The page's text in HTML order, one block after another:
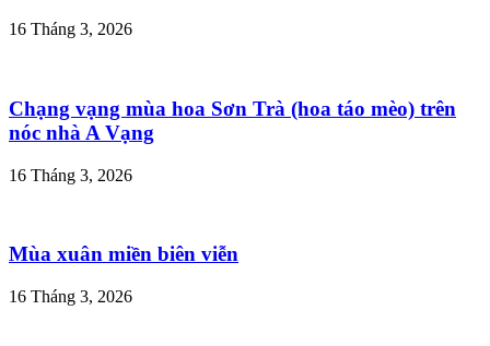
16 Tháng 3, 2026
Chạng vạng mùa hoa Sơn Trà (hoa táo mèo) trên
nóc nhà A Vạng
16 Tháng 3, 2026
Mùa xuân miền biên viễn
16 Tháng 3, 2026